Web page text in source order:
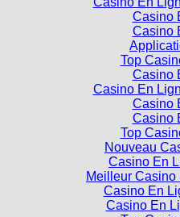
Casino
Casino
Top
Casino
Casino En
Casino
Casino
Top
Nouveau
Casino En
Meilleur Casino
Casino En
Casino En
Top